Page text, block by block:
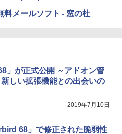
調節ライト、最大8週間持続バッ
広告無し、ブラック (2025年発
Kindle Scribe Colorsoft |
カラーディスプレイ、64GBスト
料メールソフト - 窓の杜
」が正式公開 ～アドオン管
しい拡張機能との出会いの
2019年7月10日
68」で修正された脆弱性